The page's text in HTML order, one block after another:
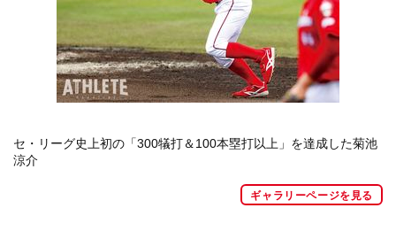
セ・リーグ史上初の「300犠打＆100本塁打以上」を達成した菊池
涼介
ギャラリーページを見る